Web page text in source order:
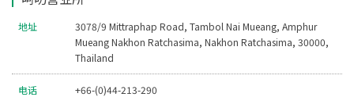
地址
3078/9 Mittraphap Road, Tambol Nai Mueang, Amphur
Mueang Nakhon Ratchasima, Nakhon Ratchasima, 30000,
Thailand
电话 +66-(0)44-213-290